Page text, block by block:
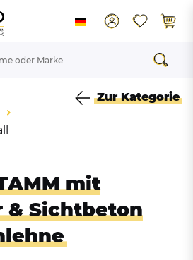
Zur Kategorie
mit
Sichtbeton